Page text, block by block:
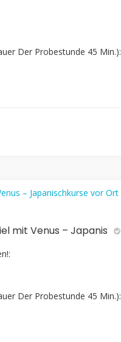
Der Probestunde 45 Min.):
mit Venus – Japanis
Der Probestunde 45 Min.):